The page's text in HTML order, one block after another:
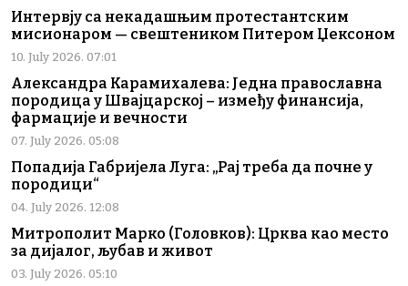
Интервју са некадашњим протестантским
мисионаром — свештеником Питером Џексоном
10. July 2026. 07:01
Александра Карамихалева: Једна православна
породица у Швајцарској – између финансија,
фармације и вечности
07. July 2026. 05:08
Попадија Габријела Луга: „Рај треба да почне у
породици“
04. July 2026. 12:08
Митрополит Марко (Головков): Црква као место
за дијалог, љубав и живот
03. July 2026. 05:10